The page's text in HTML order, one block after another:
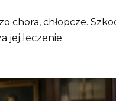
chora, chłopcze.
jej leczenie.